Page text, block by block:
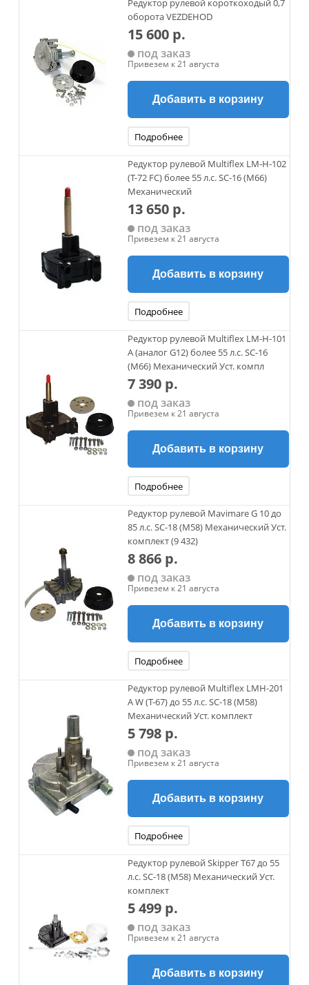
Редуктор рулевой короткоходый 0,7
оборота VEZDEHOD
15 600 р.
под заказ
Привезем к 21 августа
Добавить в корзину
Подробнее
Редуктор рулевой Multiflex LM-H-102
(T-72 FC) более 55 л.с. SC-16 (M66)
Механический
13 650 р.
под заказ
Привезем к 21 августа
Добавить в корзину
Подробнее
Редуктор рулевой Multiflex LM-H-101
A (аналог G12) более 55 л.с. SC-16
(M66) Механический Уст. компл
7 390 р.
под заказ
Привезем к 21 августа
Добавить в корзину
Подробнее
Редуктор рулевой Mavimare G 10 до
85 л.с. SC-18 (M58) Механический Уст.
комплект (9 432)
8 866 р.
под заказ
Привезем к 21 августа
Добавить в корзину
Подробнее
Редуктор рулевой Multiflex LMH-201
А W (T-67) до 55 л.с. SC-18 (M58)
Механический Уст. комплект
5 798 р.
под заказ
Привезем к 21 августа
Добавить в корзину
Подробнее
Редуктор рулевой Skipper T67 до 55
л.с. SC-18 (M58) Механический Уст.
комплект
5 499 р.
под заказ
Привезем к 21 августа
Добавить в корзину